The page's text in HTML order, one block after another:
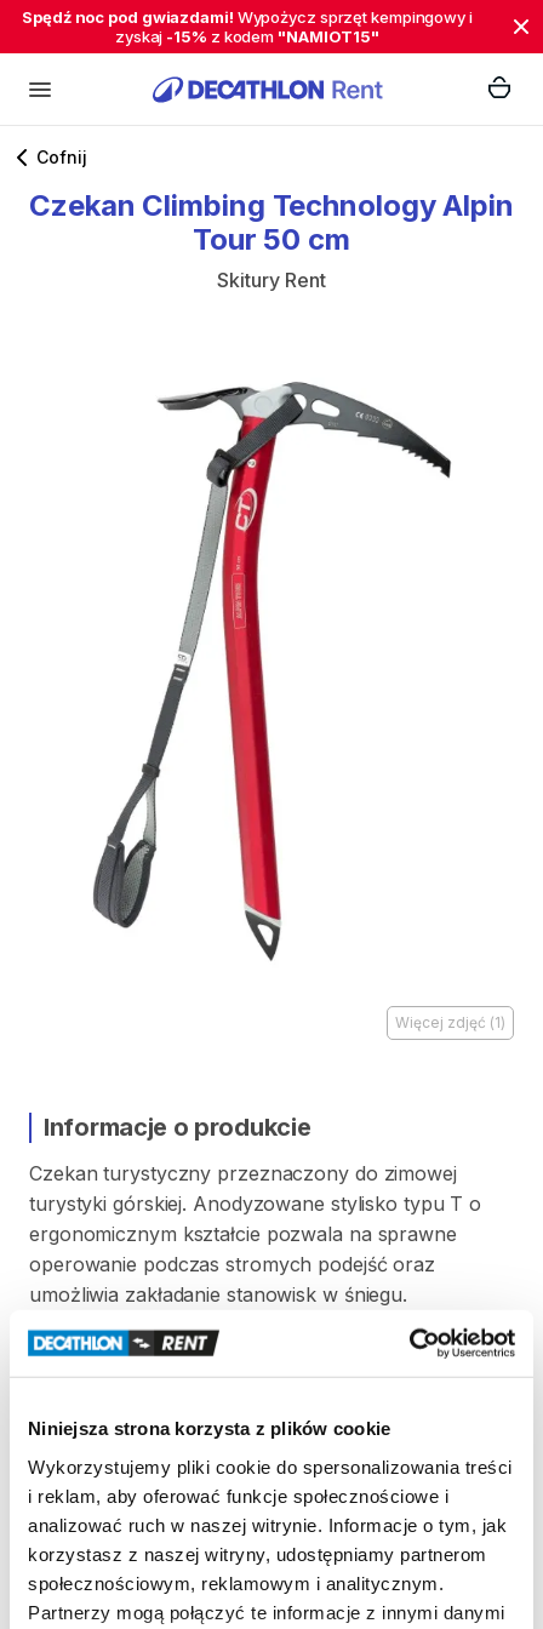
Niniejsza strona korzysta z plików cookie
Wykorzystujemy pliki cookie do spersonalizowania treści
i reklam, aby oferować funkcje społecznościowe i
analizować ruch w naszej witrynie. Informacje o tym, jak
korzystasz z naszej witryny, udostępniamy partnerom
społecznościowym, reklamowym i analitycznym.
Partnerzy mogą połączyć te informacje z innymi danymi
Spędź noc pod gwiazdami! Wypożycz sprzęt kempingowy i
zyskaj -15% z kodem "NAMIOT15"
Cofnij
Czekan Climbing Technology Alpin
Tour 50 cm
Skitury Rent
Więcej zdjęć (1)
Informacje o produkcie
Czekan turystyczny przeznaczony do zimowej
turystyki górskiej. Anodyzowane stylisko typu T o
ergonomicznym kształcie pozwala na sprawne
operowanie podczas stromych podejść oraz
umożliwia zakładanie stanowisk w śniegu.
Zakończony ostrym grotem składająca się
łopatki służącej do wykopywania oraz
ostrza
z ząbkami wykonane z hartowanej stali.
Zasady wypożyczenia
REGULAMIN
Ten sprzęt sportowy wypożyczany jest przez
wypożyczalnię partnerską. Zapoznaj się z jej